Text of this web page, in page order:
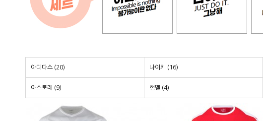
아디다스 (20) 나이키 (16)
아스토레 (9) 험멜 (4)